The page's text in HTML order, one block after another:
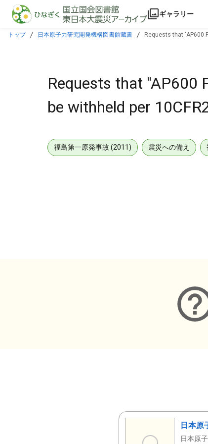
本文に飛ぶ
ギャラリー
トップ 日本原子力研究開発機構図書館蔵書 Requests that "AP600
Requests that "AP600
be withheld per
福島第一原発事故 (2011) 震災への備え
日本原
日本原